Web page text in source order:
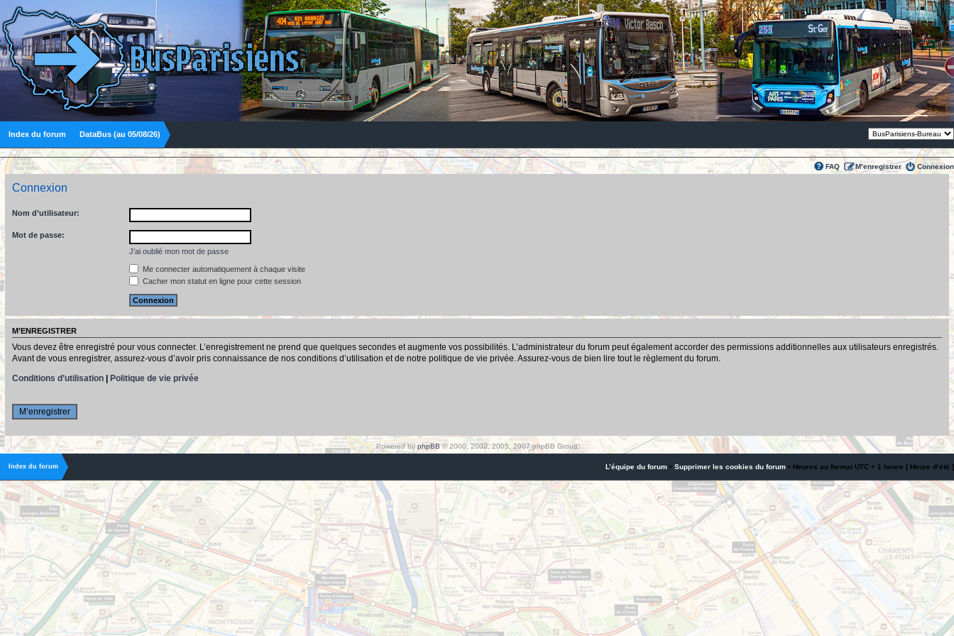
Index du forum DataBus (au 05/08/26)
FAQ M’enregistrer Connexion
Connexion
Nom d’utilisateur:
Mot de passe:
J’ai oublié mon mot de passe
Me connecter automatiquement à chaque visite
Cacher mon statut en ligne pour cette session
M’ENREGISTRER
Vous devez être enregistré pour vous connecter. L’enregistrement ne prend que quelques secondes et augmente vos possibilités. L’administrateur du forum peut également accorder des permissions additionnelles aux utilisateurs enregistrés.
Avant de vous enregistrer, assurez-vous d’avoir pris connaissance de nos conditions d’utilisation et de notre politique de vie privée. Assurez-vous de bien lire tout le règlement du forum.
Conditions d’utilisation
Politique de vie privée
M’enregistrer
Powered by phpBB© 2000, 2002, 2005, 2007 phpBB Group
Index du forum L’équipe du forum • Supprimer les cookies du forum • Heures au format UTC + 1 heure [ Heure d’été ]